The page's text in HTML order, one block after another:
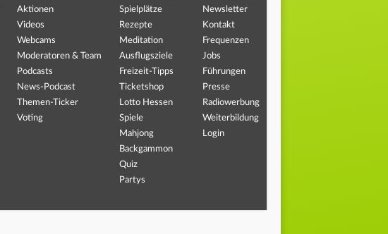
Aktionen
Videos
Webcams
Moderatoren & Team
Podcasts
News-Podcast
Themen-Ticker
Voting
Spielplätze
Rezepte
Meditation
Ausflugsziele
Freizeit-Tipps
Ticketshop
Lotto Hessen
Spiele
Mahjong
Backgammon
Quiz
Partys
Newsletter
Kontakt
Frequenzen
Jobs
Führungen
Presse
Radiowerbung
Weiterbildung
Login